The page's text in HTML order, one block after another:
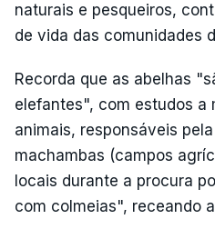
naturais e pesqueiros,
de vida das comunidades
Recorda que as abelhas
elefantes", com estudos a
animais, responsáveis
machambas (campos
locais durante a procura
com colmeias", receando